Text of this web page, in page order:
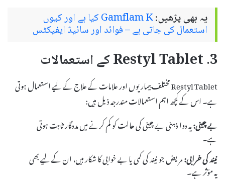
یہ بھی پڑھیں: Gamflam K کیا ہے اور کیوں
استعمال کی جاتی ہے – فوائد اور سائیڈ ایفیکٹس
3. Restyl Tablet کے استعمالات
Restyl Tablet مختلف بیماریوں اور علامات کے علاج کے لیے استعمال ہوتی
ہے۔ اس کے کچھ اہم استعمالات مندرجہ ذیل ہیں:
بے چینی:یہ دوا ذہنی بے چینی کی حالت کو کم کرنے میں مددگار ثابت ہوتی
ہے۔
نیند کی خرابی:مریض جو نیند کی کمی یا بے خوابی کا شکار ہیں، ان کے لیے بھی
یہ مؤثر ہے۔